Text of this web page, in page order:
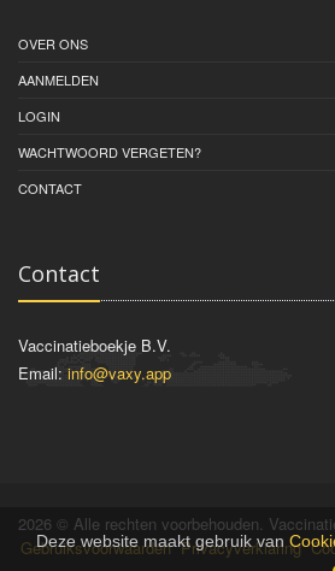
OVER ONS
AANMELDEN
LOGIN
WACHTWOORD VERGETEN?
CONTACT
Contact
Vaccinatieboekje B.V.
Email: info@vaxy.app
2026 © Alle rechten voorbehouden.
Gebruiksvoorwaarden Privacyverklaring
Deze website maakt gebruik van